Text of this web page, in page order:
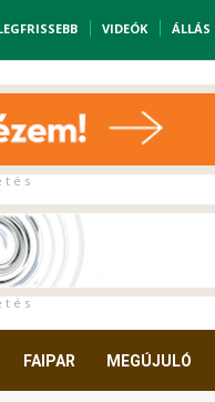
VIDEÓK ÁLLÁS
t é s
t é s
FAIPAR MEGÚJULÓ